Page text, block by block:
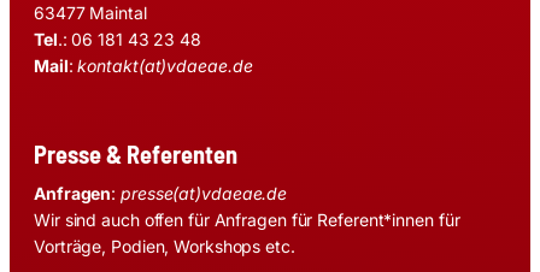
63477 Maintal
Tel.: 06 181 43 23 48
Mail:kontakt(at)vdaeae.de
Presse & Referenten
Anfragen:presse(at)vdaeae.de
Wir sind auch offen für Anfragen für Referent*innen für
Vorträge, Podien, Workshops etc.